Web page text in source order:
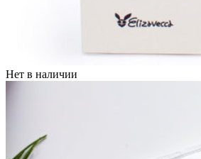
Нет в наличии